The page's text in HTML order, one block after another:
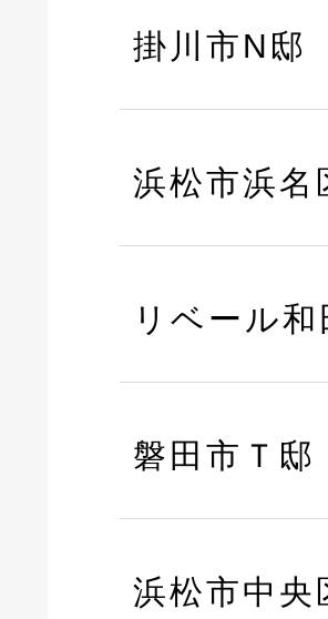
掛川市N邸
浜松市浜名
リベール
磐田市Ｔ邸
浜松市中央